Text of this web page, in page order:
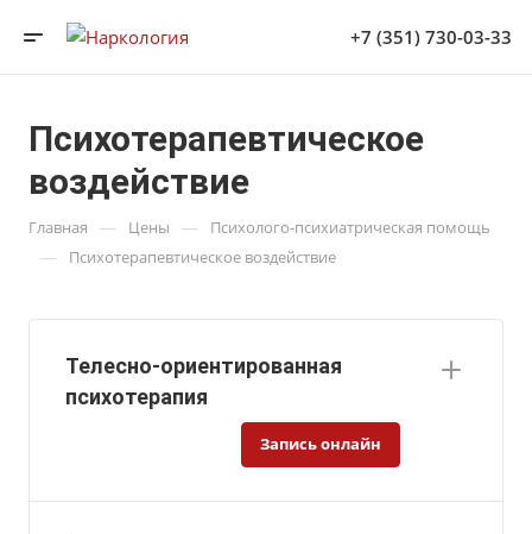
+7 (351) 730-03-33
Психотерапевтическое
воздействие
Главная — Цены — Психолого-психиатрическая помощь
— Психотерапевтическое воздействие
Телесно-ориентированная
психотерапия
Запись онлайн